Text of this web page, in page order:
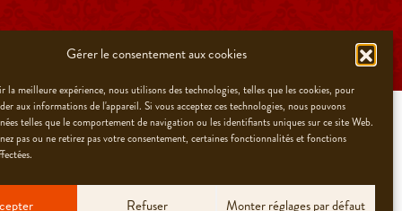
Gérer le consentement aux cookies
la meilleure expérience, nous utilisons des technologies, telles que les cookies, pour
aux informations de l'appareil. Si vous acceptez ces technologies, nous pouvons
telles que le comportement de navigation ou les identifiants uniques sur ce site Web.
pas ou ne retirez pas votre consentement, certaines fonctionnalités et fonctions
Refuser Monter réglages par défaut